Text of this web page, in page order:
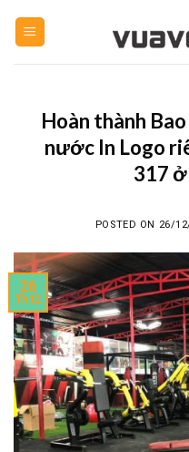
Hoàn thành
nước In Logo
317
POSTED ON 26/
26
Th12